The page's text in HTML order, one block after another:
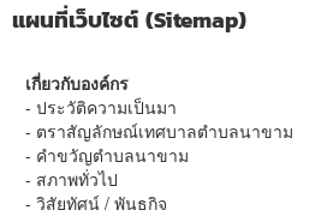
แผนที่เว็บไซต์ (Sitemap)
เกี่ยวกับองค์กร
- ประวัติความเป็นมา
- ตราสัญลักษณ์เทศบาลตำบลนาขาม
- คำขวัญตำบลนาขาม
- สภาพทั่วไป
- วิสัยทัศน์ / พันธกิจ